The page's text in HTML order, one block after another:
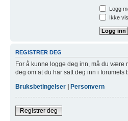
Logg
Ikke
REGISTRER DEG
For å kunne logge deg inn, må du være
deg om at du har satt deg inn i
Bruksbetingelser
Personvern
Registrer deg